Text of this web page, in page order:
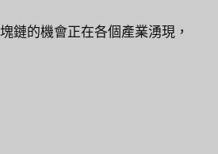
鏈的機會正在各個產業湧現，